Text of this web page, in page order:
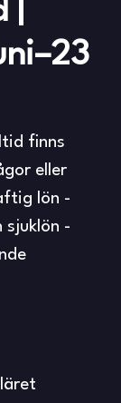
finns
eller
lön -
sjuklön -